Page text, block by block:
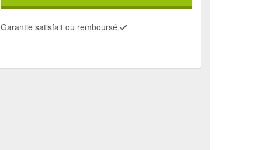
Garantie satisfait ou remboursé